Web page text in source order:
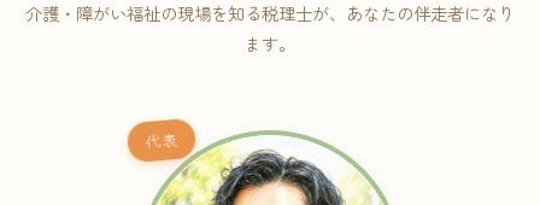
介護・障がい福祉の現場を知る税理士が、あなたの伴走者になり
ます。
代表